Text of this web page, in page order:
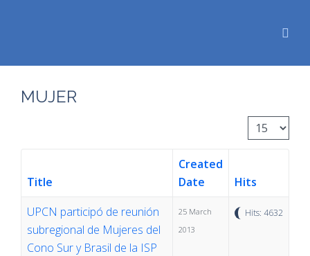
MUJER
Display #
Title
Created
Date
Hits
UPCN participó de reunión
subregional de Mujeres del
Cono Sur y Brasil de la ISP
25 March
2013
Hits: 4632